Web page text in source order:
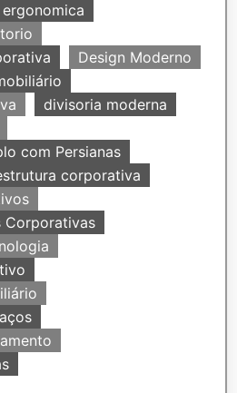
Design Moderno
divisoria moderna
com Persianas
corporativa
Corporativas